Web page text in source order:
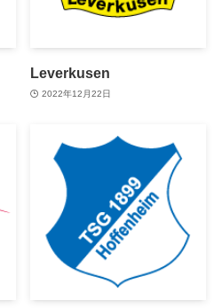
Leverkusen
2022年12月22日